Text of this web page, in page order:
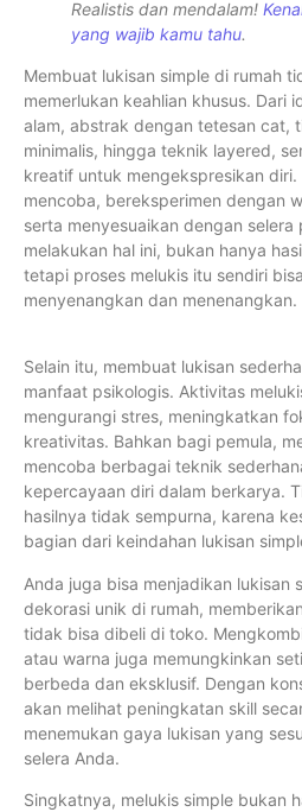
Realistis dan mendalam!
yang wajib kamu tahu.
Membuat lukisan simple di rumah
memerlukan keahlian khusus. Dari
alam, abstrak dengan tetesan cat,
minimalis, hingga teknik layered,
kreatif untuk mengekspresikan diri.
mencoba, bereksperimen dengan
serta menyesuaikan dengan selera
melakukan hal ini, bukan hanya
tetapi proses melukis itu sendiri
menyenangkan dan menenangkan.
Selain itu, membuat lukisan
manfaat psikologis. Aktivitas
mengurangi stres, meningkatkan
kreativitas. Bahkan bagi pemula,
mencoba berbagai teknik
kepercayaan diri dalam berkarya.
hasilnya tidak sempurna, karena
bagian dari keindahan lukisan
Anda juga bisa menjadikan lukisan
dekorasi unik di rumah,
tidak bisa dibeli di toko.
atau warna juga memungkinkan
berbeda dan eksklusif. Dengan
akan melihat peningkatan skill
menemukan gaya lukisan yang
selera Anda.
Singkatnya, melukis simple bukan